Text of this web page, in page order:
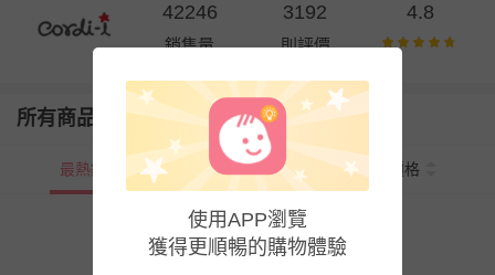
42246
銷售量
3192
則評價
4.8
所有商品
最熱銷 新上市 價格
使用APP瀏覽
獲得更順暢的購物體驗